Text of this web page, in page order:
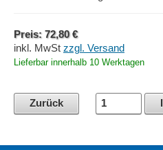
Preis: 72,80 €
inkl. MwSt zzgl. Versand
Lieferbar innerhalb 10 Werktagen
Zurück